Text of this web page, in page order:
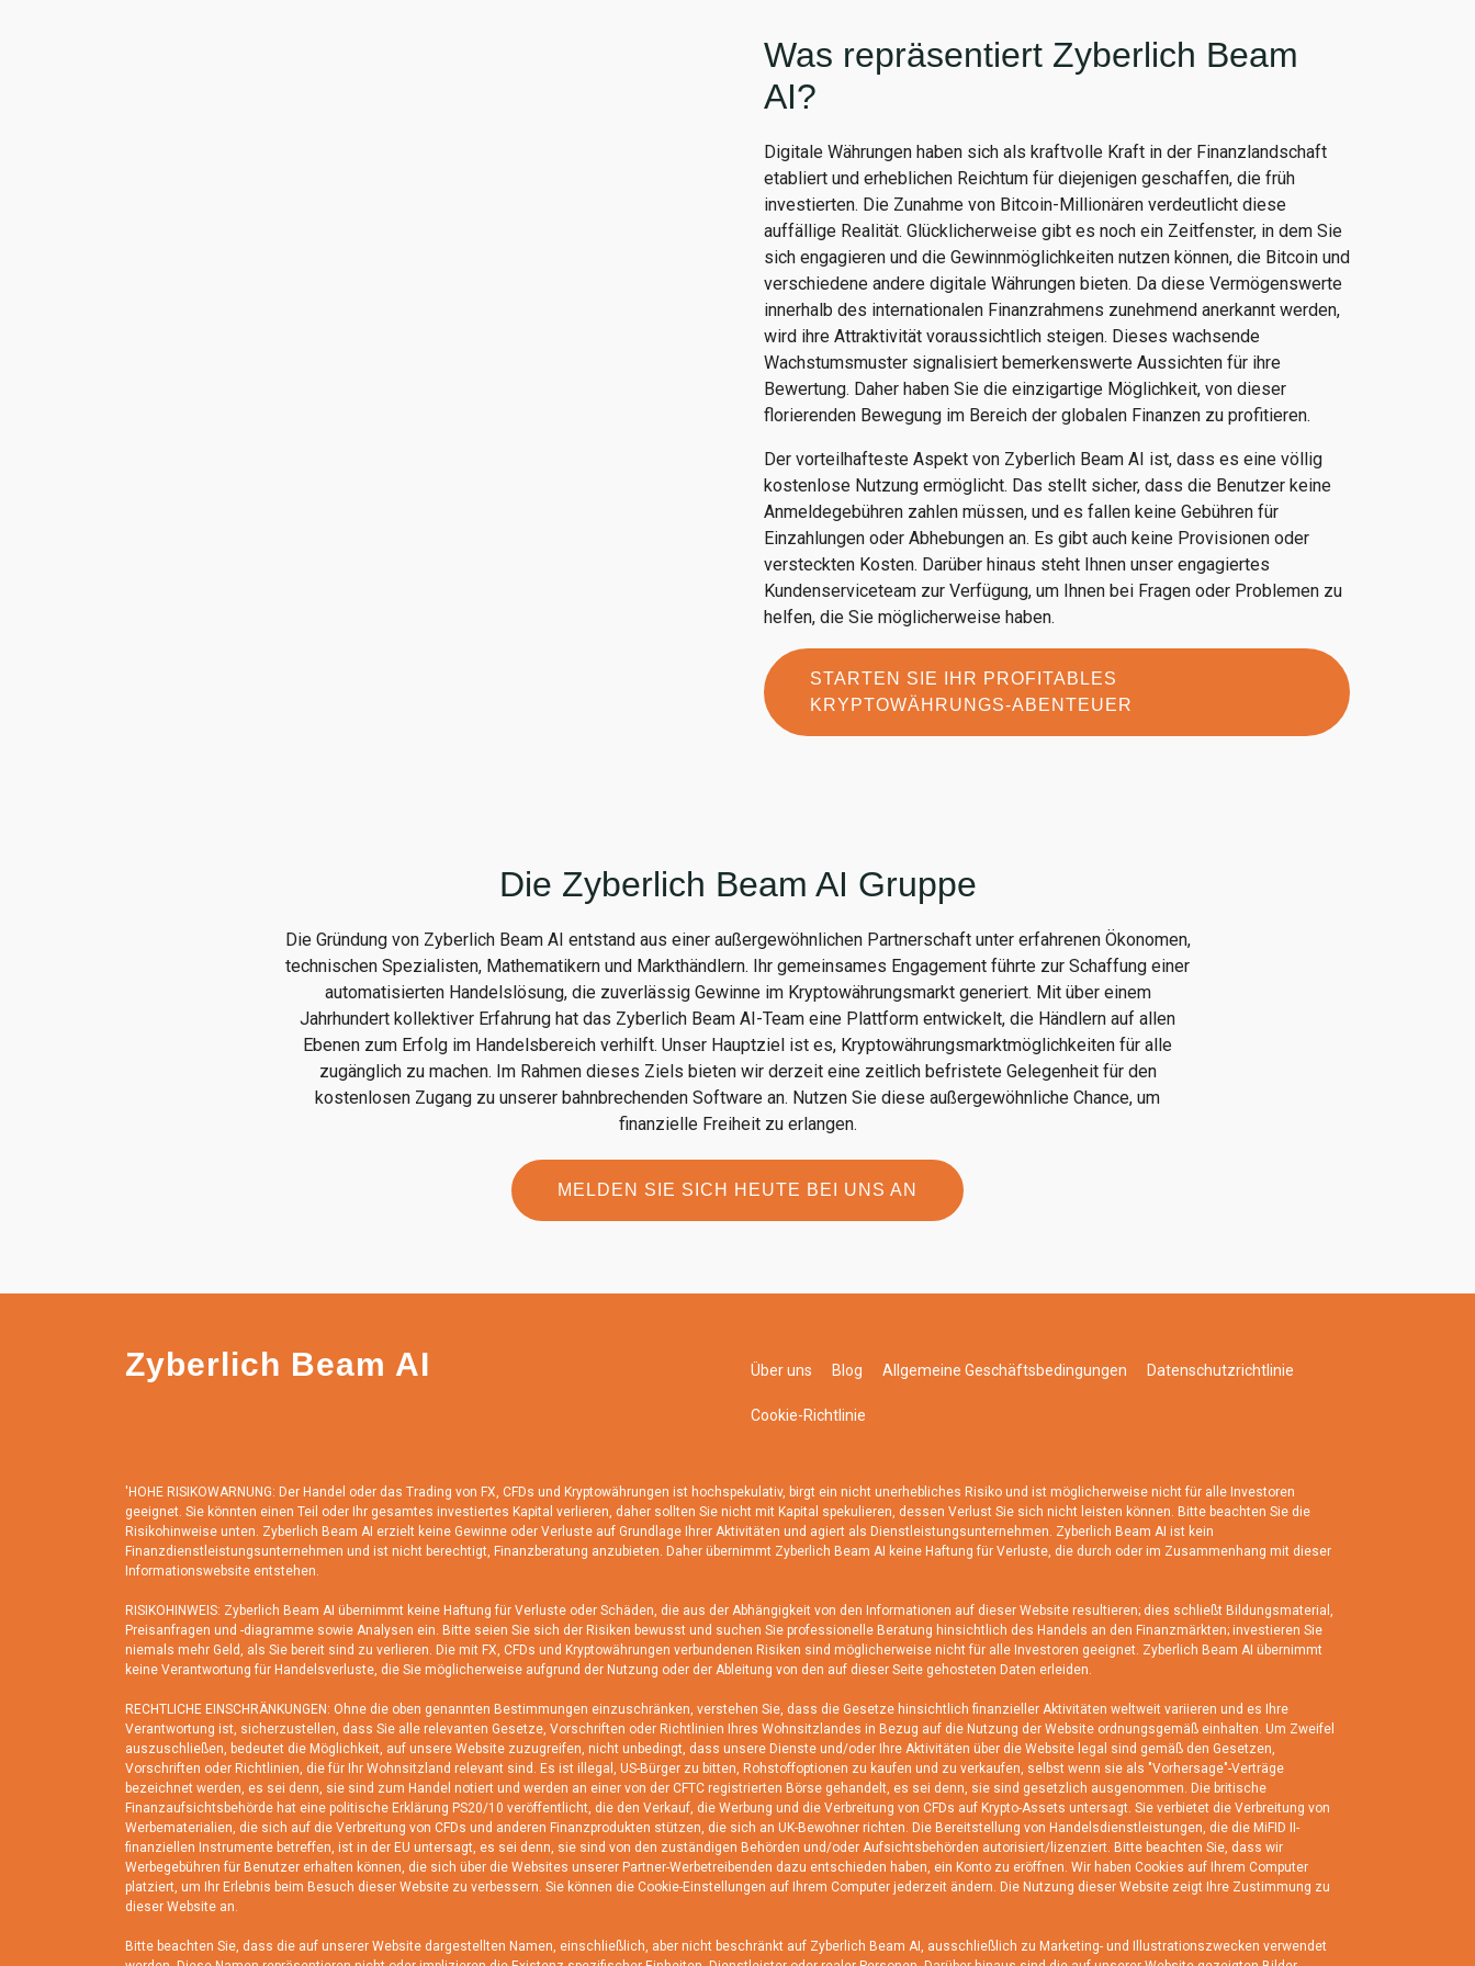
Was repräsentiert Zyberlich Beam
AI?
Digitale Währungen haben sich als kraftvolle Kraft in der Finanzlandschaft
etabliert und erheblichen Reichtum für diejenigen geschaffen, die früh
investierten. Die Zunahme von Bitcoin-Millionären verdeutlicht diese
auffällige Realität. Glücklicherweise gibt es noch ein Zeitfenster, in dem Sie
sich engagieren und die Gewinnmöglichkeiten nutzen können, die Bitcoin und
verschiedene andere digitale Währungen bieten. Da diese Vermögenswerte
innerhalb des internationalen Finanzrahmens zunehmend anerkannt werden,
wird ihre Attraktivität voraussichtlich steigen. Dieses wachsende
Wachstumsmuster signalisiert bemerkenswerte Aussichten für ihre
Bewertung. Daher haben Sie die einzigartige Möglichkeit, von dieser
florierenden Bewegung im Bereich der globalen Finanzen zu profitieren.
Der vorteilhafteste Aspekt von Zyberlich Beam AI ist, dass es eine völlig
kostenlose Nutzung ermöglicht. Das stellt sicher, dass die Benutzer keine
Anmeldegebühren zahlen müssen, und es fallen keine Gebühren für
Einzahlungen oder Abhebungen an. Es gibt auch keine Provisionen oder
versteckten Kosten. Darüber hinaus steht Ihnen unser engagiertes
Kundenserviceteam zur Verfügung, um Ihnen bei Fragen oder Problemen zu
helfen, die Sie möglicherweise haben.
STARTEN SIE IHR PROFITABLES
KRYPTOWÄHRUNGS-ABENTEUER
Die Zyberlich Beam AI Gruppe
Die Gründung von Zyberlich Beam AI entstand aus einer außergewöhnlichen Partnerschaft unter erfahrenen Ökonomen,
technischen Spezialisten, Mathematikern und Markthändlern. Ihr gemeinsames Engagement führte zur Schaffung einer
automatisierten Handelslösung, die zuverlässig Gewinne im Kryptowährungsmarkt generiert. Mit über einem
Jahrhundert kollektiver Erfahrung hat das Zyberlich Beam AI-Team eine Plattform entwickelt, die Händlern auf allen
Ebenen zum Erfolg im Handelsbereich verhilft. Unser Hauptziel ist es, Kryptowährungsmarktmöglichkeiten für alle
zugänglich zu machen. Im Rahmen dieses Ziels bieten wir derzeit eine zeitlich befristete Gelegenheit für den
kostenlosen Zugang zu unserer bahnbrechenden Software an. Nutzen Sie diese außergewöhnliche Chance, um
finanzielle Freiheit zu erlangen.
MELDEN SIE SICH HEUTE BEI UNS AN
Zyberlich Beam AI Über uns Blog Allgemeine Geschäftsbedingungen Datenschutzrichtlinie
Cookie-Richtlinie
'HOHE RISIKOWARNUNG: Der Handel oder das Trading von FX, CFDs und Kryptowährungen ist hochspekulativ, birgt ein nicht unerhebliches Risiko und ist möglicherweise nicht für alle Investoren
geeignet. Sie könnten einen Teil oder Ihr gesamtes investiertes Kapital verlieren, daher sollten Sie nicht mit Kapital spekulieren, dessen Verlust Sie sich nicht leisten können. Bitte beachten Sie die
Risikohinweise unten. Zyberlich Beam AI erzielt keine Gewinne oder Verluste auf Grundlage Ihrer Aktivitäten und agiert als Dienstleistungsunternehmen. Zyberlich Beam AI ist kein
Finanzdienstleistungsunternehmen und ist nicht berechtigt, Finanzberatung anzubieten. Daher übernimmt Zyberlich Beam AI keine Haftung für Verluste, die durch oder im Zusammenhang mit dieser
Informationswebsite entstehen.
RISIKOHINWEIS: Zyberlich Beam AI übernimmt keine Haftung für Verluste oder Schäden, die aus der Abhängigkeit von den Informationen auf dieser Website resultieren; dies schließt Bildungsmaterial,
Preisanfragen und -diagramme sowie Analysen ein. Bitte seien Sie sich der Risiken bewusst und suchen Sie professionelle Beratung hinsichtlich des Handels an den Finanzmärkten; investieren Sie
niemals mehr Geld, als Sie bereit sind zu verlieren. Die mit FX, CFDs und Kryptowährungen verbundenen Risiken sind möglicherweise nicht für alle Investoren geeignet. Zyberlich Beam AI übernimmt
keine Verantwortung für Handelsverluste, die Sie möglicherweise aufgrund der Nutzung oder der Ableitung von den auf dieser Seite gehosteten Daten erleiden.
RECHTLICHE EINSCHRÄNKUNGEN: Ohne die oben genannten Bestimmungen einzuschränken, verstehen Sie, dass die Gesetze hinsichtlich finanzieller Aktivitäten weltweit variieren und es Ihre
Verantwortung ist, sicherzustellen, dass Sie alle relevanten Gesetze, Vorschriften oder Richtlinien Ihres Wohnsitzlandes in Bezug auf die Nutzung der Website ordnungsgemäß einhalten. Um Zweifel
auszuschließen, bedeutet die Möglichkeit, auf unsere Website zuzugreifen, nicht unbedingt, dass unsere Dienste und/oder Ihre Aktivitäten über die Website legal sind gemäß den Gesetzen,
Vorschriften oder Richtlinien, die für Ihr Wohnsitzland relevant sind. Es ist illegal, US-Bürger zu bitten, Rohstoffoptionen zu kaufen und zu verkaufen, selbst wenn sie als "Vorhersage"-Verträge
bezeichnet werden, es sei denn, sie sind zum Handel notiert und werden an einer von der CFTC registrierten Börse gehandelt, es sei denn, sie sind gesetzlich ausgenommen. Die britische
Finanzaufsichtsbehörde hat eine politische Erklärung PS20/10 veröffentlicht, die den Verkauf, die Werbung und die Verbreitung von CFDs auf Krypto-Assets untersagt. Sie verbietet die Verbreitung von
Werbematerialien, die sich auf die Verbreitung von CFDs und anderen Finanzprodukten stützen, die sich an UK-Bewohner richten. Die Bereitstellung von Handelsdienstleistungen, die die MiFID II-
finanziellen Instrumente betreffen, ist in der EU untersagt, es sei denn, sie sind von den zuständigen Behörden und/oder Aufsichtsbehörden autorisiert/lizenziert. Bitte beachten Sie, dass wir
Werbegebühren für Benutzer erhalten können, die sich über die Websites unserer Partner-Werbetreibenden dazu entschieden haben, ein Konto zu eröffnen. Wir haben Cookies auf Ihrem Computer
platziert, um Ihr Erlebnis beim Besuch dieser Website zu verbessern. Sie können die Cookie-Einstellungen auf Ihrem Computer jederzeit ändern. Die Nutzung dieser Website zeigt Ihre Zustimmung zu
dieser Website an.
Bitte beachten Sie, dass die auf unserer Website dargestellten Namen, einschließlich, aber nicht beschränkt auf Zyberlich Beam AI, ausschließlich zu Marketing- und Illustrationszwecken verwendet